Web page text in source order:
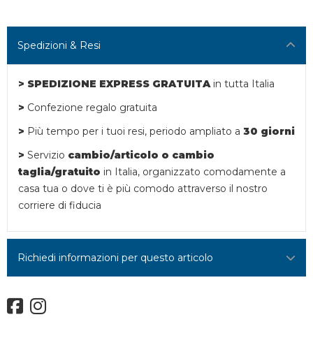
Spedizioni & Resi
> SPEDIZIONE EXPRESS GRATUITAin tutta Italia
> Confezione regalo gratuita
> Più tempo per i tuoi resi, periodo ampliato a 30 giorni
> Servizio cambio/articolo o cambio
taglia/gratuito in Italia, organizzato comodamente a
casa tua o dove ti è più comodo attraverso il nostro
corriere di fiducia
Richiedi informazioni per questo articolo